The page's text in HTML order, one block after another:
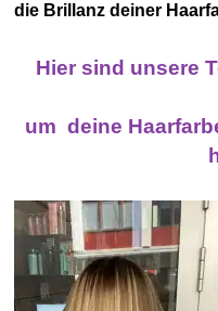
die Brillanz deiner
Hier sind unsere
um deine